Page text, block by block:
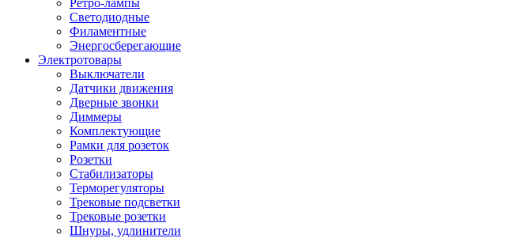
Ретро-лампы
Светодиодные
Филаментные
Энергосберегающие
Электротовары
Выключатели
Датчики движения
Дверные звонки
Диммеры
Комплектующие
Рамки для розеток
Розетки
Стабилизаторы
Терморегуляторы
Трековые подсветки
Трековые розетки
Шнуры, удлинители